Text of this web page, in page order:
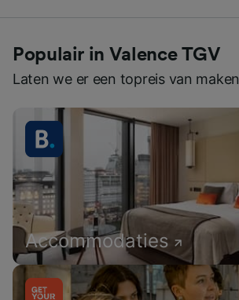
Populair in Valence TGV
Laten we er een topreis van maken
Accommodaties